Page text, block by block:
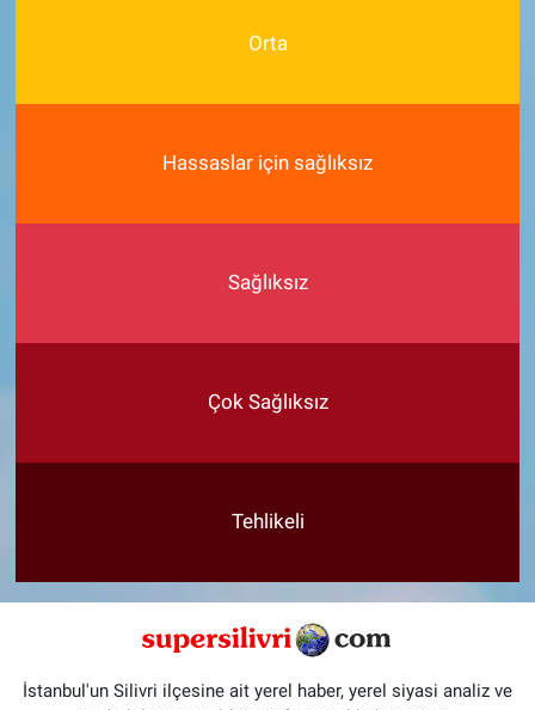
Orta
Hassaslar için sağlıksız
Sağlıksız
Çok Sağlıksız
Tehlikeli
İstanbul'un Silivri ilçesine ait yerel haber, yerel siyasi analiz ve